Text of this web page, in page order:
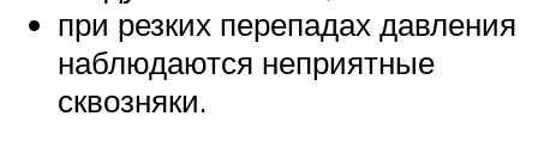
при резких перепадах давления
наблюдаются неприятные
сквозняки.